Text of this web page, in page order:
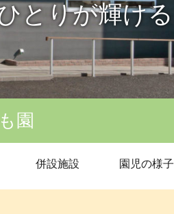
とりが輝ける
園
併設施設 園児の様子